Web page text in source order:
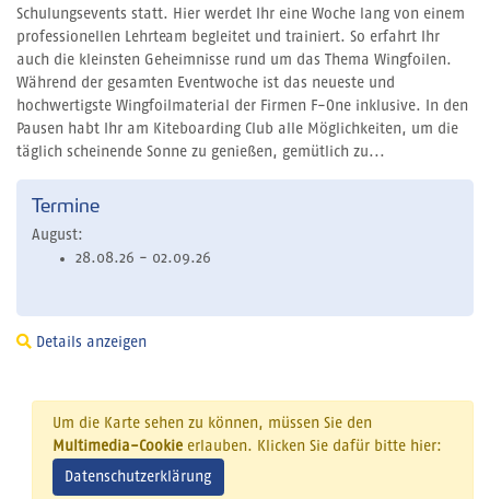
Schulungsevents statt. Hier werdet Ihr eine Woche lang von einem
professionellen Lehrteam begleitet und trainiert. So erfahrt Ihr
auch die kleinsten Geheimnisse rund um das Thema Wingfoilen.
Während der gesamten Eventwoche ist das neueste und
hochwertigste Wingfoilmaterial der Firmen F-One inklusive. In den
Pausen habt Ihr am Kiteboarding Club alle Möglichkeiten, um die
täglich scheinende Sonne zu genießen, gemütlich zu...
Termine
August:
28.08.26 - 02.09.26
Details anzeigen
Um die Karte sehen zu können, müssen Sie den
Multimedia-Cookieerlauben. Klicken Sie dafür bitte hier:
Datenschutzerklärung